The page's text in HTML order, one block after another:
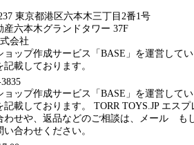
東京都港区六本木三丁目2番1号
産六本木グランドタワー 37F
会社
ョップ作成サービス「BASE」を運営して
記載しております。
ョップ作成サービス「BASE」を運営して
記載しております。 TORR TOYS.JP エス
わせや、返品などのご相談は、メール
い合わせください。